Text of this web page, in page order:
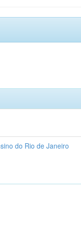
do Rio de Janeiro